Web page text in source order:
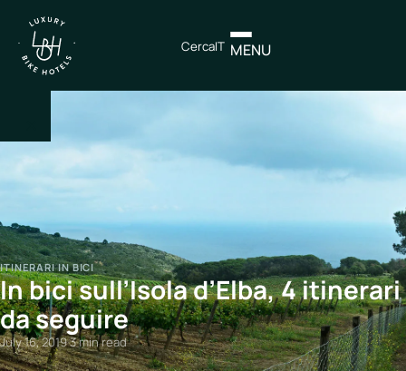
MENU
CercaIT
Itinerari
Nord
Italia
Centro
Italia
ITINERARI IN BICI
In bici sull’Isola d’Elba, 4 itinerari
da seguire
July 16, 2019·3 min read